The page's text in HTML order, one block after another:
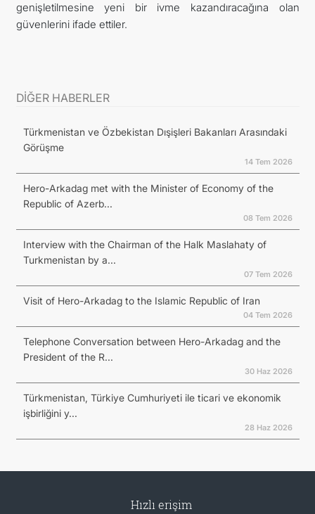
genişletilmesine yeni bir ivme kazandıracağına olan
güvenlerini ifade ettiler.
DİĞER HABERLER
Türkmenistan ve Özbekistan Dışişleri Bakanları Arasındaki
Görüşme
14 Tem 2026
Hero-Arkadag met with the Minister of Economy of the
Republic of Azerb...
08 Tem 2026
Interview with the Chairman of the Halk Maslahaty of
Turkmenistan by a...
07 Tem 2026
Visit of Hero-Arkadag to the Islamic Republic of Iran
04 Tem 2026
Telephone Conversation between Hero-Arkadag and the
President of the R...
30 Haz 2026
Türkmenistan, Türkiye Cumhuriyeti ile ticari ve ekonomik
işbirliğini y...
28 Haz 2026
Hızlı erişim